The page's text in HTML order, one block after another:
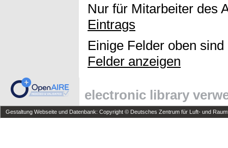
Nur für Mitarbeiter des
Eintrags
Einige Felder oben
Felder anzeigen
electronic library
Gestaltung Webseite und Datenbank: Copyright © Deutsches Zentrum für Luft- und